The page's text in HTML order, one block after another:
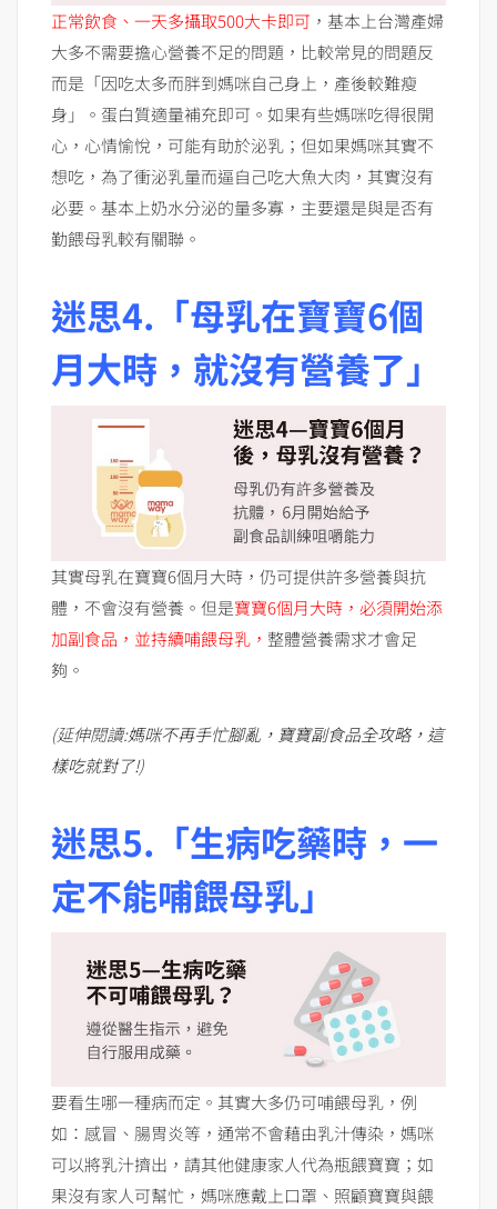
正常飲食、一天多攝取500大卡即可 ，基本上台灣產婦
大多不需要擔心營養不足的問題，比較常見的問題反
而是「因吃太多而胖到媽咪自己身上，產後較難瘦
身」。蛋白質適量補充即可。如果有些媽咪吃得很開
心，心情愉悅，可能有助於泌乳；但如果媽咪其實不
想吃，為了衝泌乳量而逼自己吃大魚大肉，其實沒有
必要。基本上奶水分泌的量多寡，主要還是與是否有
勤餵母乳較有關聯。
迷思4.「母乳在寶寶6個
月大時，就沒有營養了」
其實母乳在寶寶6個月大時，仍可提供許多營養與抗
體，不會沒有營養。但是寶寶6個月大時，必須開始添
加副食品，並持續哺餵母乳， 整體營養需求才會足
夠。
(延伸閱讀:媽咪不再手忙腳亂，寶寶副食品全攻略，這
樣吃就對了!)
迷思5.「生病吃藥時，一
定不能哺餵母乳」
要看生哪一種病而定。其實大多仍可哺餵母乳，例
如：感冒、腸胃炎等，通常不會藉由乳汁傳染，媽咪
可以將乳汁擠出，請其他健康家人代為瓶餵寶寶；如
果沒有家人可幫忙，媽咪應戴上口罩、照顧寶寶與餵